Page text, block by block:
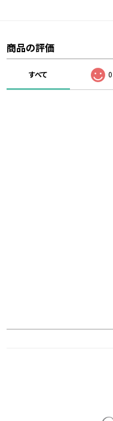
商品の評価
すべて 0